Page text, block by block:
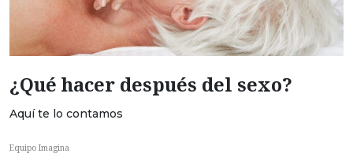
¿Qué hacer después del sexo?
Aquí te lo contamos
Equipo Imagina